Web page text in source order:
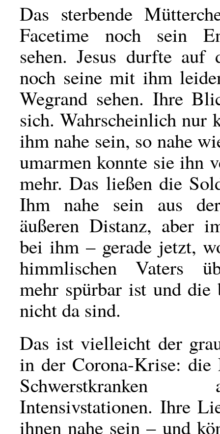
Das sterbende
Facetime noch sein
sehen. Jesus durfte auf
noch seine mit ihm
Wegrand sehen. Ihre
sich. Wahrscheinlich nur
ihm nahe sein, so nahe
umarmen konnte sie ihn
mehr. Das ließen die
Ihm nahe sein aus der
äußeren Distanz, aber
bei ihm – gerade jetzt,
himmlischen Vaters
mehr spürbar ist und die
nicht da sind.
Das ist vielleicht der
in der Corona-Krise: die
Intensivstationen. Ihre
ihnen nahe sein – und